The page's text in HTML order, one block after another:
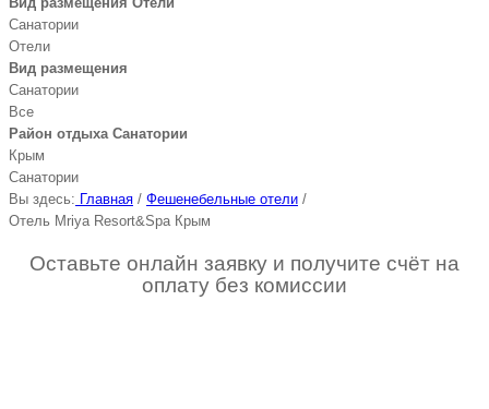
Санатории
Отели
Вид размещения
Санатории
Все
Район отдыха Санатории
Крым
Санатории
Вы здесь: Главная / Фешенебельные отели /
Отель Mriya Resort&Spa Крым
Оставьте онлайн заявку и получите счёт на
оплату без комиссии